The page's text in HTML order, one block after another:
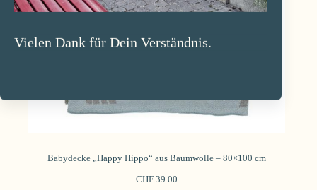
Vielen Dank für Dein Verständnis.
Babydecke „Happy Hippo“ aus Baumwolle – 80×100 cm
CHF 39.00